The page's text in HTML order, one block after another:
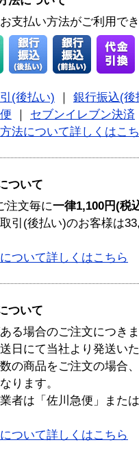
支払い方法がご利用で
(後払い) ｜ 銀行振込(後
｜ セブンイレブン決済
法について詳しくはこ
ついて
注文毎に一律1,100円(税
引(後払い)のお客様は
ついて詳しくはこちら
ついて
る場合のご注文につき
日にて当社より発送い
の商品をご注文の場合
ります。
者は「佐川急便」また
ついて詳しくはこちら